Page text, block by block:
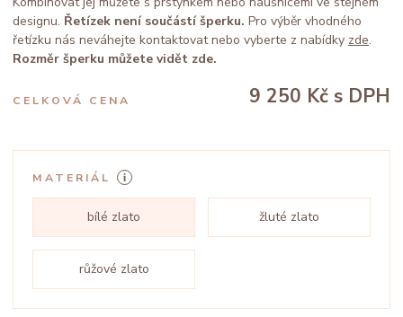
designu. Řetízek není součástí šperku. Pro výběr vhodného
řetízku nás neváhejte kontaktovat nebo vyberte z nabídky zde.
Rozměr šperku můžete vidět zde.
CELKOVÁ CENA 9 250 Kč s DPH
MATERIÁL
bílé zlato žluté zlato
růžové zlato